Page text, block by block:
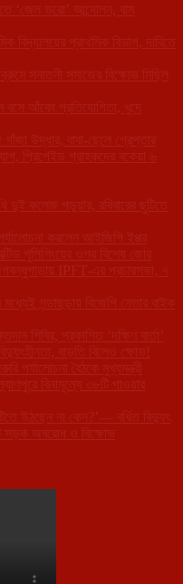
‘জেল ভরো’ আন্দোলন, বাম
বিদ্যালয়ের প্রাথমিক বিভাগ, দাবিতে
সনাতনী সমাজের বিক্ষোভ মিছিল
বসে আঁকো প্রতিযোগিতা, খুদে
উদ্ধার, বাবা-ছেলে গ্রেপ্তার
প্রিপেইড গ্রাহকদের বকেয়া ৬
দুই কলেজ পড়ুয়ার, রবিবারের ছুটিতে
করলেন আইজিপি ইপ্পর
পুলিশিংয়ের ওপর বিশেষ জোর
IPFT-এর প্রচারসভা, ৭
গন্ডাছড়ায় বিজেপি নেতার বাইক
শিবির, প্রকাশিত ‘দক্ষিণ বার্তা’
বাড়তি বিলেও ক্ষোভ!
পর্যালোচনা বৈঠকে মুখ্যমন্ত্রী
বিনামূল্যে ৩৮টি পাওয়ার
উঠছেন না কেন?’— বর্ধিত বিদ্যুৎ
সড়ক অবরোধ ও বিক্ষোভ